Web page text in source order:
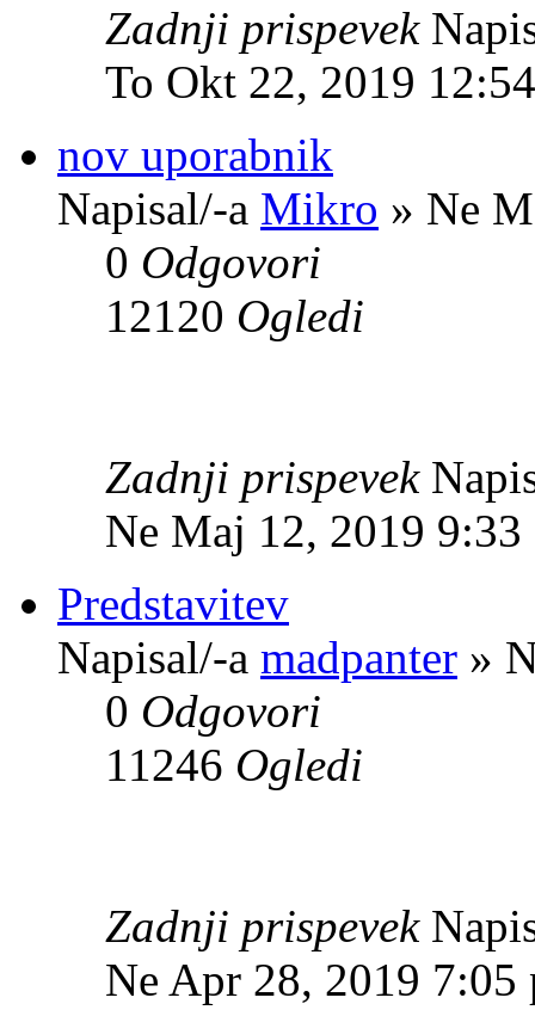
Zadnji prispevek
To Okt 22, 2019
nov uporabnik
Napisal/-a Mikro » Ne
0 Odgovori
12120 Ogledi
Zadnji prispevek
Ne Maj 12, 2019 9:33
Predstavitev
Napisal/-a madpanter »
0 Odgovori
11246 Ogledi
Zadnji prispevek
Ne Apr 28, 2019 7:05